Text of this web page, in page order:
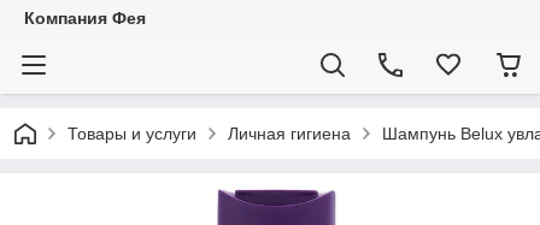
Компания Фея
Товары и услуги Личная гигиена Шампунь Belux